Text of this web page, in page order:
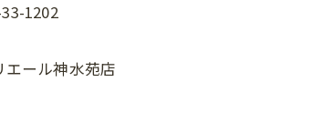
1202
エール神水苑店